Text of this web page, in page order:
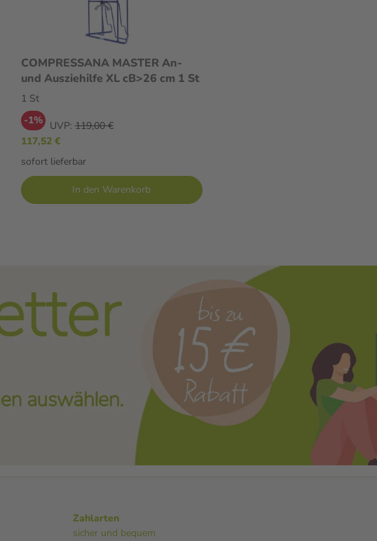
COMPRESSANA MASTER An-
und Ausziehilfe XL cB>26 cm 1 St
1 St
-1%
UVP: 119,00 €
117,52 €
sofort lieferbar
In den Warenkorb
Zahlarten
sicher und bequem